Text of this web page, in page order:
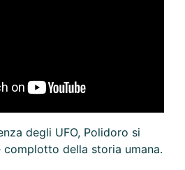
degli UFO, Polidoro si
della storia umana.